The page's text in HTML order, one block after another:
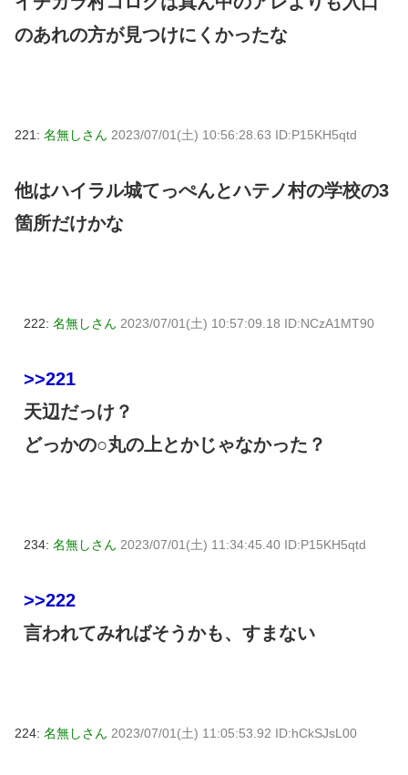
のあれの方が見つけにくかったな
221: 名無しさん 2023/07/01(土) 10:56:28.63 ID:P15KH5qtd
他はハイラル城てっぺんとハテノ村の学校の3
箇所だけかな
222: 名無しさん 2023/07/01(土) 10:57:09.18 ID:NCzA1MT90
>>221
天辺だっけ？
どっかの○丸の上とかじゃなかった？
234: 名無しさん 2023/07/01(土) 11:34:45.40 ID:P15KH5qtd
>>222
言われてみればそうかも、すまない
224: 名無しさん 2023/07/01(土) 11:05:53.92 ID:hCkSJsL00